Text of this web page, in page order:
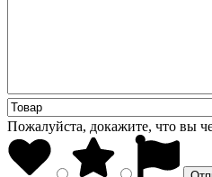
Пожалуйста, докажите, что вы